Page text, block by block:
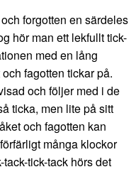
forgotten en särdeles
hör man ett lekfullt tick-
med en lång
fagotten tickar på.
och följer med i de
ticka, men lite på sitt
och fagotten kan
många klockor
tick-tack hörs det